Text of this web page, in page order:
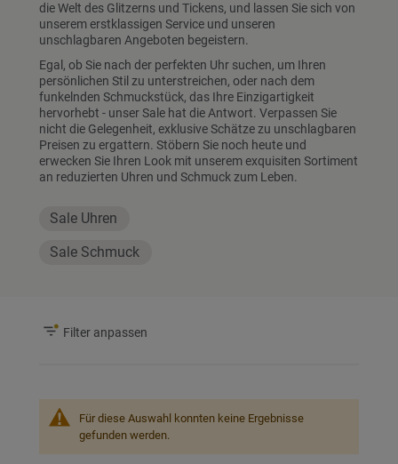
die Welt des Glitzerns und Tickens, und lassen Sie sich von
unserem erstklassigen Service und unseren
unschlagbaren Angeboten begeistern.
Egal, ob Sie nach der perfekten Uhr suchen, um Ihren
persönlichen Stil zu unterstreichen, oder nach dem
funkelnden Schmuckstück, das Ihre Einzigartigkeit
hervorhebt - unser Sale hat die Antwort. Verpassen Sie
nicht die Gelegenheit, exklusive Schätze zu unschlagbaren
Preisen zu ergattern. Stöbern Sie noch heute und
erwecken Sie Ihren Look mit unserem exquisiten Sortiment
an reduzierten Uhren und Schmuck zum Leben.
Sale Uhren
Sale Schmuck
Für diese Auswahl konnten keine Ergebnisse
gefunden werden.
Filter anpassen